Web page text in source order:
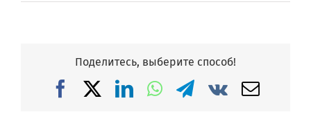
Поделитесь, выберите способ!
FacebookLinkedIn
WhatsApp
Telegram
Vk Email